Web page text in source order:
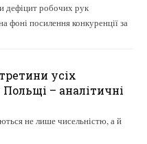
дефіцит робочих рук
фоні посилення конкуренції за
усіх
– аналітичні
не лише чисельністю, а й